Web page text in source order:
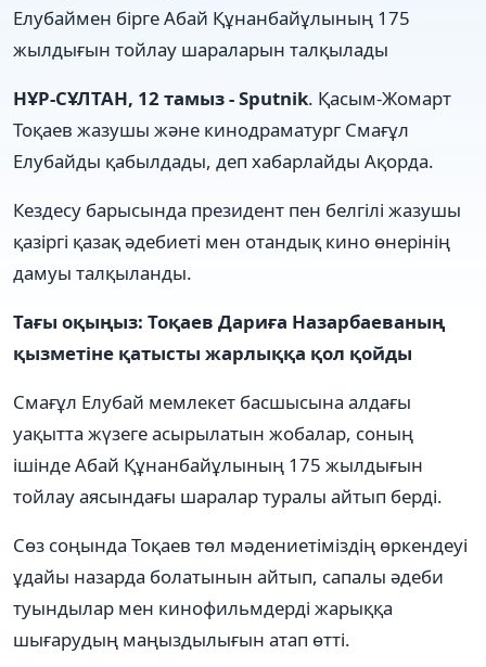
Елубаймен бірге Абай Құнанбайұлының 175
жылдығын тойлау шараларын талқылады
НҰР-СҰЛТАН, 12 тамыз - Sputnik. Қасым-Жомарт
Тоқаев жазушы және кинодраматург Смағұл
Елубайды қабылдады, деп хабарлайды Ақорда.
Кездесу барысында президент пен белгілі жазушы
қазіргі қазақ әдебиеті мен отандық кино өнерінің
дамуы талқыланды.
Тағы оқыңыз: Тоқаев Дариға Назарбаеваның
қызметіне қатысты жарлыққа қол қойды
Смағұл Елубай мемлекет басшысына алдағы
уақытта жүзеге асырылатын жобалар, соның
ішінде Абай Құнанбайұлының 175 жылдығын
тойлау аясындағы шаралар туралы айтып берді.
Сөз соңында Тоқаев төл мәдениетіміздің өркендеуі
ұдайы назарда болатынын айтып, сапалы әдеби
туындылар мен кинофильмдерді жарыққа
шығарудың маңыздылығын атап өтті.